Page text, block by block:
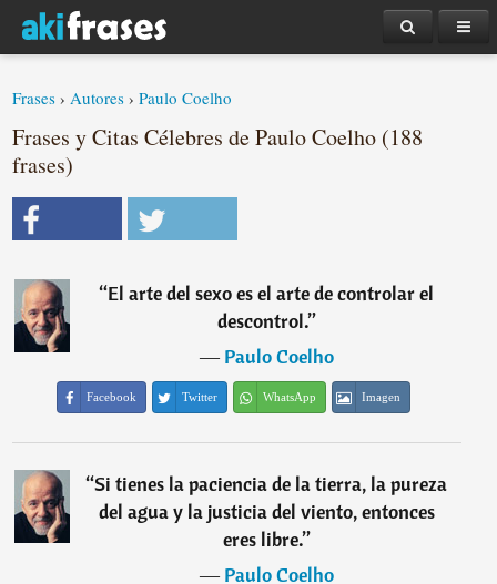
Frases ›Autores ›Paulo Coelho
Frases y Citas Célebres de Paulo Coelho (188
frases)
“El arte del sexo es el arte de controlar el
descontrol.”
―Paulo Coelho
Facebook Twitter WhatsApp Imagen
“Si tienes la paciencia de la tierra, la pureza
del agua y la justicia del viento, entonces
eres libre.”
―Paulo Coelho